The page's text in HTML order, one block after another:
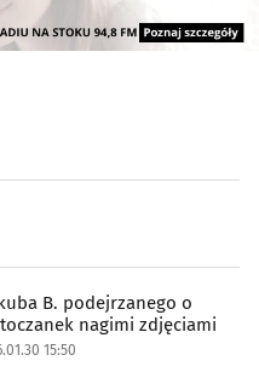
B. podejrzanego o
nagimi zdjęciami
15:50